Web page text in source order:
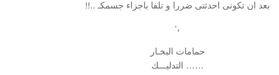
بعد ان تكونى احدثتى ضررا و تلفا باجزاء جسمكـ ..!!
،‘
حمامات البخـار
…… التدليـــك